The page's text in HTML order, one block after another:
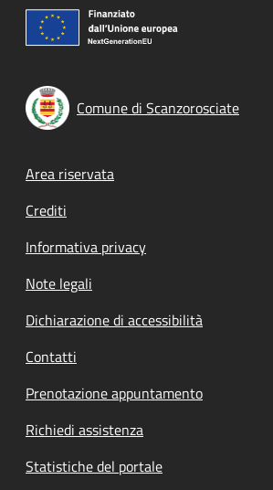
Comune di Scanzorosciate
Footer menu
Area riservata
Crediti
Informativa privacy
Note legali
Dichiarazione di accessibilità
Contatti
Prenotazione appuntamento
Richiedi assistenza
Statistiche del portale